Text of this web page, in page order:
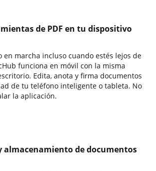
de PDF en tu dispositivo
marcha incluso cuando estés lejos de
funciona en móvil con la misma
Edita, anota y firma documentos
de tu teléfono inteligente o tableta. No
la aplicación.
almacenamiento de documentos